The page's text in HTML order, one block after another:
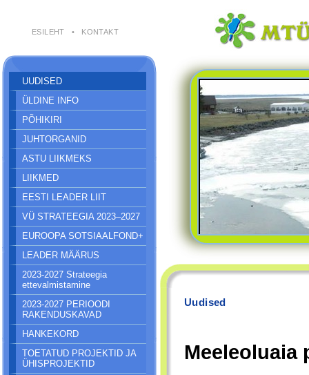
ESILEHT • KONTAKT
UUDISED
ÜLDINE INFO
PÕHIKIRI
JUHTORGANID
ASTU LIIKMEKS
LIIKMED
EESTI LEADER LIIT
VÜ STRATEEGIA 2023–2027
EUROOPA SOTSIAALFOND+
LEADER MÄÄRUS
2023-2027 Strateegia
ettevalmistamine
2023-2027 PERIOODI
RAKENDUSKAVAD
HANKEKORD
TOETATUD PROJEKTID JA
ÜHISPROJEKTID
Uudised
Meeleoluaia